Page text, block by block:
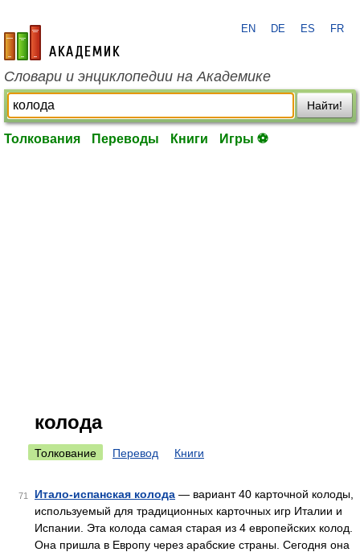
academic.ru
EN DE ES FR
Словари и энциклопедии на Академике
Найти!
Толкования Переводы Книги Игры ⚽
колода
Толкование Перевод Книги
71 Итало-испанская колода — вариант 40 карточной колоды,
используемый для традиционных карточных игр Италии и
Испании. Эта колода самая старая из 4 европейских колод.
Она пришла в Европу через арабские страны. Сегодня она